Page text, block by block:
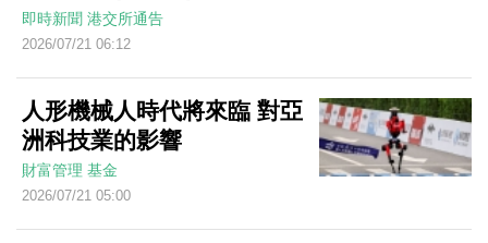
即時新聞 港交所通告
2026/07/21 06:12
人形機械人時代將來臨 對亞
洲科技業的影響
財富管理 基金
2026/07/21 05:00